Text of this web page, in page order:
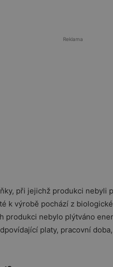
Reklama
při jejichž produkci nebyli
k výrobě pochází z
produkci nebylo plýtváno
platy, pracovní